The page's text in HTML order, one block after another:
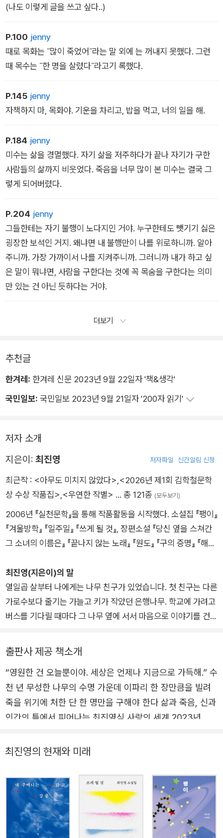
(나도 이렇게 글을 쓰고 싶다..)
P.100 jenny
때로 목화는 ˝많이 죽었어˝라는 말 외에 는 꺼내지 못했다. 그런
때 목수는 ˝한 명을 살렸다˝라고기 록했다.
P.145 jenny
자책하지 마, 목화야. 기운을 차리고, 밥을 먹고, 너의 일을 해.
P.184 jenny
미수는 삶을 경멸했다. 자기 삶을 저주하다가 끝나 자기가 구한
사람들의 삶까지 비웃었다. 죽음을 너무 많이 본 미수는 결국 그
렇게 되어버렸다.
P.204 jenny
그들한테는 자기 불행이 노다지인 거야. 누구한테도 뺏기기 싫은
굉장한 보석인 거지. 왜냐면 내 불행만이 나를 위로하니까. 알아
주니까. 가장 가까이서 나를 지켜주니까. 그러니까 내가 하고 싶
은 말이 뭐냐면, 사람을 구한다는 것에 꼭 목숨을 구한다는 의미
만 있는 건 아닌 듯하다는 거야.
더보기
추천글
한겨레: 한겨레 신문 2023년 9월 22일자 '책&생각'
국민일보: 국민일보 2023년 9월 21일자 '200자 읽기'
저자 소개
지은이: 최진영 저자파일 신간알림 신청
최근작 : <아무도 미치지 않았다>,<2026년 제1회 김학철문학
상 수상 작품집>,<우연한 작별> … 총 121종 (모두보기)
2006년 『실천문학』을 통해 작품활동을 시작했다. 소설집 『팽이』
『겨울방학』 『일주일』 『쓰게 될 것』, 장편소설 『당신 옆을 스쳐간
그 소녀의 이름은』 『끝나지 않는 노래』 『원도』 『구의 증명』 『해가
편소설 『비상문』 『오로라』, 에세이 『어떤 비밀』 『내 주머니는 맑
고 강풍』 등이 있다. 한겨레문학상, 신동엽문학상, 만해문학상, 백
신애문학상, 김용익소설문학상, 이상문학상을 수상했다.
최진영(지은이)의 말
열일곱 살부터 나에게는 나무 친구가 있었습니다. 첫 친구는 다른
가로수보다 줄기는 가늘고 키가 작았던 은행나무. 학교에 가려고
버스를 기다릴 때마다 그 나무 옆에 서서 마음으로 이야기를 건넸
비밀을 털어놓기도했습니다. 집에서 식물 영양제를 가지고 나와
밑동에 꽂아주기도 했습니다. 그 나무는 잘 있을까요. 사람이 뽑
거나 베어내지 않았다면 아마 키가 많이 자랐겠지요.
나무 친구는 학교에도 있었습니다. 교실 창과 복도 창에서 각각
볼 수 있었던 나무들. 꽤 멀리 있는 그들에게도 매일 마음으로 말
을 걸었습니다. 바람이 불어 나뭇잎끼리 부딪치는 모양은 마치 손
프거나 속상한 내용이었고, 그들은 나를 향해 힘껏 박수를 보냈습
어른이 된 다음에도 자주 오가는 산책길이나 버스정류장, 주기적
으로 들르는 장소마다 나무 친구를 두었습니다. 눈길이 머무는 나
무는 늘 있었고 마음을 털어놓을 수밖에 없었습니다. 나무는 늘
거기 있으니까요. 내 얘기만 하는 게 미안해서 가끔은 물었습니
다. 넌 언제부터 이곳에 있었어? 여기서 자주 만나는 사람이 있
출판사 제공 책소개
“영원한 건 오늘뿐이야. 세상은 언제나 지금으로 가득해.” 수
천 년 무성한 나무의 수명 가운데 이파리 한 장만큼을 빌려
죽을 위기에 처한 단 한 명만을 구해야 한다 삶과 죽음, 신과
인간의 틈에서 피어나는 최진영식 사랑의 세계 2023년 이
으로 작품 활동을 시작한 이래 2010년 첫 장편소설 《당신
이름을 알린 지 10여 년. 지독한 비관의 세계에서 시작한 그
는 “등단 이후 10여 년간 한결같은 걸음걸이로 걸어온 작가
의 작품 세계가 마침내 새로운 경지로 들어섰음을 보여준다.
눈이 부시다”(소설가 윤대녕)라는 평을 받기에 이른다. 불멸
최진영의 현재와 미래